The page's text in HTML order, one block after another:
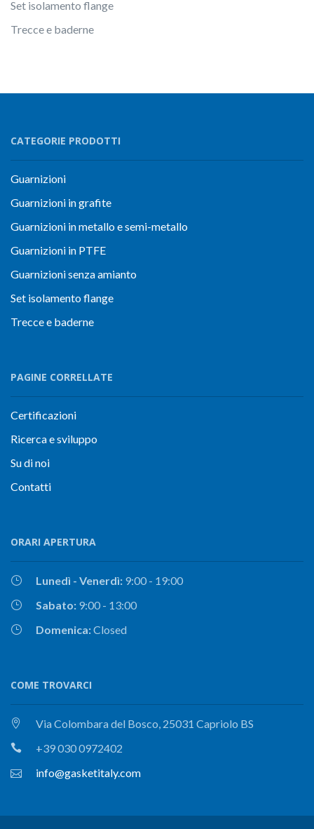
Set isolamento flange
Trecce e baderne
CATEGORIE PRODOTTI
Guarnizioni
Guarnizioni in grafite
Guarnizioni in metallo e semi-metallo
Guarnizioni in PTFE
Guarnizioni senza amianto
Set isolamento flange
Trecce e baderne
PAGINE CORRELLATE
Certificazioni
Ricerca e sviluppo
Su di noi
Contatti
ORARI APERTURA
Lunedì - Venerdì: 9:00 - 19:00
Sabato: 9:00 - 13:00
Domenica:Closed
COME TROVARCI
Via Colombara del Bosco, 25031 Capriolo BS
+39 030 0972402
info@gasketitaly.com